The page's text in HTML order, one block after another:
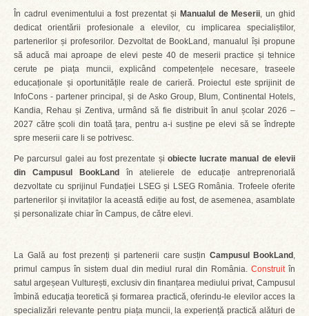
În cadrul evenimentului a fost prezentat și Manualul de Meserii, un ghid
dedicat orientării profesionale a elevilor, cu implicarea specialiștilor,
partenerilor și profesorilor. Dezvoltat de BookLand, manualul își propune
să aducă mai aproape de elevi peste 40 de meserii practice și tehnice
cerute pe piața muncii, explicând competențele necesare, traseele
educaționale și oportunitățile reale de carieră. Proiectul este sprijinit de
InfoCons - partener principal, și de Asko Group, Blum, Continental Hotels,
Kandia, Rehau și Zentiva, urmând să fie distribuit în anul școlar 2026 –
2027 către școli din toată țara, pentru a-i susține pe elevi să se îndrepte
spre meserii care li se potrivesc.
Pe parcursul galei au fost prezentate și obiecte lucrate manual de elevii
din Campusul BookLand
în atelierele de educație antreprenorială
dezvoltate cu sprijinul Fundației LSEG și LSEG România. Trofeele oferite
partenerilor și invitaților la această ediție au fost, de asemenea, asamblate
și personalizate chiar în Campus, de către elevi.
La Gală au fost prezenți și partenerii care susțin Campusul BookLand ,
primul campus în sistem dual din mediul rural din România.Construitîn
satul argeșean Vulturești, exclusiv din finanțarea mediului privat, Campusul
îmbină educația teoretică și formarea practică, oferindu-le elevilor acces la
specializări relevante pentru piața muncii, la experiență practică alături de